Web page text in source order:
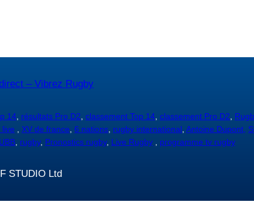
– Vibrez Rugby
14 résultats Pro D2 classement Top 14 classement Pro D2
live XV de france 6 nations rugby international Antoine Dupont,
UBB rugby, Pronostics rugby, Live Rugby programme tv rugby
STUDIO Ltd